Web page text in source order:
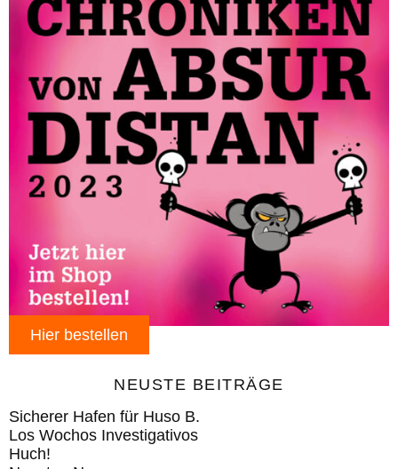
Hier bestellen
NEUSTE BEITRÄGE
Sicherer Hafen für Huso B.
Los Wochos Investigativos
Huch!